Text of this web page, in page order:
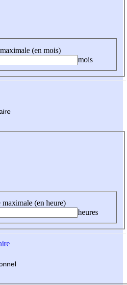
(en mois)
mois
maximale (en heure)
heures